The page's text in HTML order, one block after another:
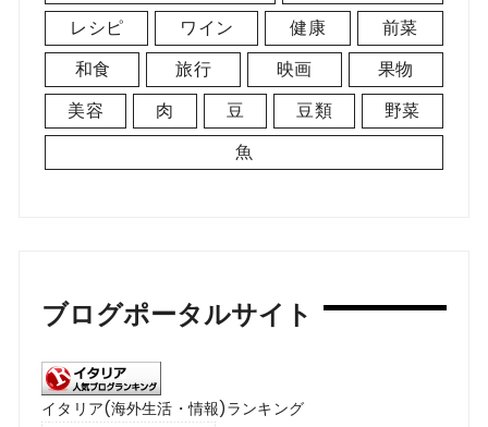
レシピ
ワイン 健康
前菜
和食
旅行 映画
果物
美容
肉 豆 豆類
野菜
魚
ブログポータルサイト
イタリア(海外生活・情報)ランキング